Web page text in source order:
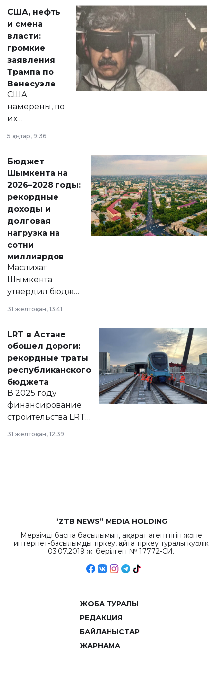
актуальных тем —
от слухов о
политических
реформах до
вопросов армии,
экономики и
личного здоровья.
США, нефть
и смена
власти:
громкие
заявления
Трампа по
Венесуэле
США
намерены, по
их
принести
народу
Венесуэлы.
5 қаңтар, 9:36
Бюджет
Шымкента на
2026–2028 годы:
рекордные
доходы и
долговая
нагрузка на
сотни
миллиардов
Маслихат
Шымкента
утвердил бюджет
2028 годы.
документ
появился в базе
нормативных
правовых актов и
на сайте маслихат
города.
31 желтоқсан, 13:41
LRT в Астане
обошел дороги:
рекордные траты
республиканского
бюджета
В 2025 году
финансирование
строительства LRT
республиканского
31 желтоқсан, 12:39
“ZTB NEWS” MEDIA HOLDING
Мерзімді баспа басылымын, ақпарат агенттігін және
интернет-басылымды тіркеу, қайта тіркеу туралы куәлік
03.07.2019 ж. берілген № 17772-СИ.
ЖОБА ТУРАЛЫ
РЕДАКЦИЯ
БАЙЛАНЫСТАР
ЖАРНАМА